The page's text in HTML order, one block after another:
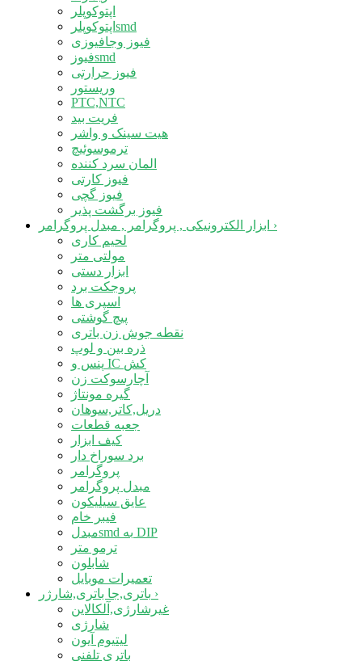
اپتوکوپلر
اپتوکوپلرsmd
فیوز وجافیوزی
فیوزsmd
فیوز حرارتی
وریستور
PTC,NTC
فریت بید
هیت سینک و واشر
ترموسوئیچ
المان سرد کننده
فیوز کارتی
فیوز گچی
فیوز برگشت پذیر
›
لحیم کاری
مولتی متر
ابزار دستی
پروجکت برد
اسپری ها
پیچ گوشتی
نقطه جوش زن باتری
ذره بین و لوپ
پنس و IC کش
آچارسوکت زن
گیره مونتاژ
دریل,کاتر,سوهان
جعبه قطعات
کیف ابزار
برد سوراخ دار
پروگرامر
مبدل پروگرامر
عایق سیلیکون
فیبر خام
مبدلsmd به DIP
ترمو متر
شابلون
تعمیرات موبایل
›
غیرشارژی,آلکالاین
شارژی
لیتیوم آیون
باتری تلفنی